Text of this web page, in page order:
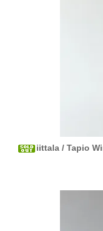
iittala / Tapio